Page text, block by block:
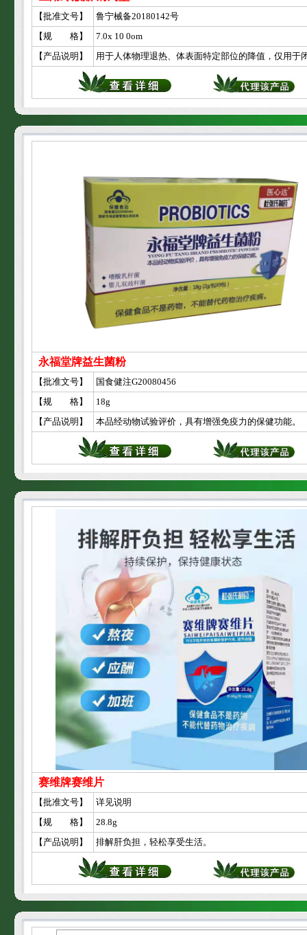
【批准文号】
鲁宁械备20180142号
【规 格】
7.0x 10 0om
【产品说明】
永福堂牌益生菌粉
【批准文号】
国食健注G20080456
【规 格】
18g
【产品说明】
本品经动物试验评价，具有增强免疫力的保健功能。
赛维牌赛维片
【批准文号】
详见说明
【规 格】
28.8g
【产品说明】
排解肝负担，轻松享受生活。